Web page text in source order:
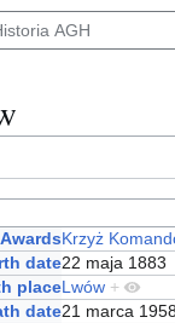
AwardsKrzyż
date22 maja 1883
placeLwów +
date21 marca